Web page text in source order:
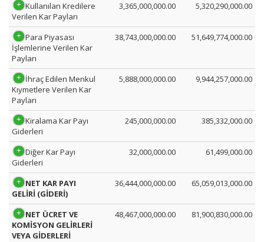
Kullanılan Kredilere
Verilen Kar Payları
3,365,000,000.00 5,320,290,000.00
Para Piyasası
İşlemlerine Verilen Kar
Payları
38,743,000,000.00 51,649,774,000.00
İhraç Edilen Menkul
Kıymetlere Verilen Kar
Payları
5,888,000,000.00 9,944,257,000.00
Kiralama Kar Payı
Giderleri
245,000,000.00 385,332,000.00
Diğer Kar Payı
Giderleri
32,000,000.00 61,499,000.00
NET KAR PAYI
GELİRİ (GİDERİ)
36,444,000,000.00 65,059,013,000.00
NET ÜCRET VE
KOMİSYON GELİRLERİ
VEYA GİDERLERİ
48,467,000,000.00 81,900,830,000.00